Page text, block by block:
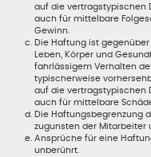
auf die vertragstypischen
auch für mittelbare
Gewinn.
Die Haftung ist
Leben, Körper und
fahrlässigem Verhalten
typischerweise
auf die vertragstypischen
auch für mittelbare
Die Haftungsbegrenzung
zugunsten der Mitarbeiter
Ansprüche für eine
unberührt.